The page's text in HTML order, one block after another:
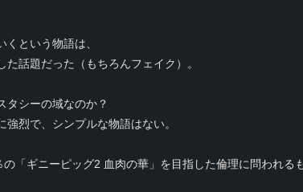
という物語は、
話題だった（もちろんフェイク）。
タシーの域なのか？
烈で、シンプルな物語はない。
「ギニーピッグ2 血肉の華」を目指した倫理に問われる